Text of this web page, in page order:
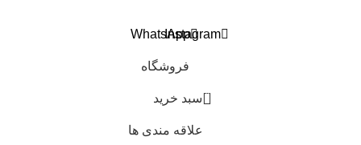
Instagram
WhatsApp
فروشگاه
0 سبد خرید
علاقه مندی ها